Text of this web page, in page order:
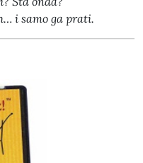
i samo ga prati.